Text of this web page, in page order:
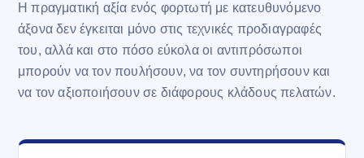
Η πραγματική αξία ενός φορτωτή με κατευθυνόμενο
άξονα δεν έγκειται μόνο στις τεχνικές προδιαγραφές
του, αλλά και στο πόσο εύκολα οι αντιπρόσωποι
μπορούν να τον πουλήσουν, να τον συντηρήσουν και
να τον αξιοποιήσουν σε διάφορους κλάδους πελατών.